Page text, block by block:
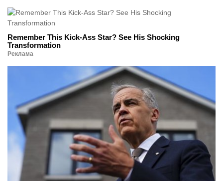
Remember This Kick-Ass Star? See His Shocking
Transformation
Реклама